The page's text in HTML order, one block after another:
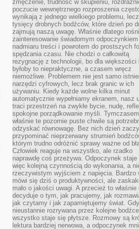
zmęczenie, trudność w skupieniu,
poczucie wewnętrznego rozproszenia
wynikają z jednego wielkiego problemu,
tysięcy drobnych bodźców, które dzień po
zajmują naszą uwagę. Właśnie dlatego
zainteresowanie świadomym odpoczynkiem
nadmiaru treści i powrotem do prostszych
spędzania czasu. Nie chodzi o całkowitą
rezygnację z technologii, bo dla większości
byłoby to niepraktyczne, a czasem wręcz
niemożliwe. Problemem nie jest samo
narzędzi cyfrowych, lecz brak granic w ich
używaniu. Kiedy każde wolne kilka minut
automatycznie wypełniamy ekranem, nasz
traci przestrzeń na zwykłe bycie, nudę,
spokojne porządkowanie myśli. Tymczasem
właśnie te pozornie puste chwile są
odzyskać równowagę. Bez nich dzień
przypominać nieprzerwany strumień
którym trudno odróżnić sprawy ważne od
Człowiek reaguje na wszystko, ale rzadko
naprawdę coś przeżywa. Odpoczynek staje
więc kolejną czynnością do wykonania, a
rzeczywistym wyjściem z napięcia. Bardzo
mówi się dziś o produktywności, ale
mało o jakości uwagi. A przecież to właśnie
decyduje o tym, jak pracujemy, jak
jak czytamy i jak zapamiętujemy świat.
nieustannie rozrywana przez kolejne
wszystko staje się płytsze. Rozmowy są
lektura bardziej nerwowa, a odpoczynek